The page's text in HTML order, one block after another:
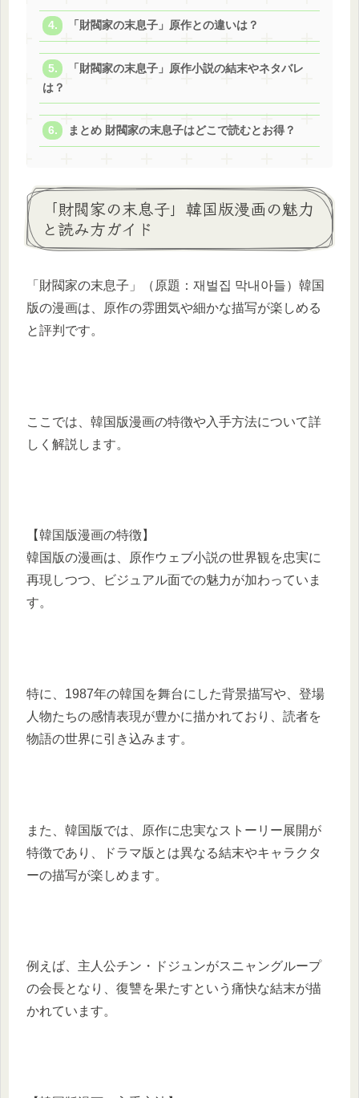
「財閥家の末息子」原作との違いは？
「財閥家の末息子」原作小説の結末やネタバレ
は？
まとめ 財閥家の末息子はどこで読むとお得？
「財閥家の末息子」韓国版漫画の魅力
と読み方ガイド
「財閥家の末息子」（原題：재벌집 막내아들）韓国
版の漫画は、原作の雰囲気や細かな描写が楽しめる
と評判です。
ここでは、韓国版漫画の特徴や入手方法について詳
しく解説します。
【韓国版漫画の特徴】
韓国版の漫画は、原作ウェブ小説の世界観を忠実に
再現しつつ、ビジュアル面での魅力が加わっていま
す。
特に、1987年の韓国を舞台にした背景描写や、登場
人物たちの感情表現が豊かに描かれており、読者を
物語の世界に引き込みます。
また、韓国版では、原作に忠実なストーリー展開が
特徴であり、ドラマ版とは異なる結末やキャラクタ
ーの描写が楽しめます。
例えば、主人公チン・ドジュンがスニャングループ
の会長となり、復讐を果たすという痛快な結末が描
かれています。